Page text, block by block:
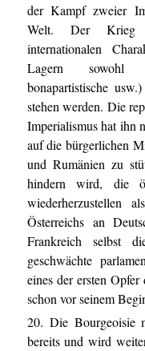
der Kampf zweier
Welt. Der Krieg
internationalen
Lagern sowohl
bonapartistische
stehen werden. Die
Imperialismus hat ihn
auf die bürgerlichen
und Rumänien zu
hindern wird, die
wiederherzustellen
Österreichs an
Frankreich selbst
geschwächte
eines der ersten
schon vor seinem
20. Die Bourgeoisie
bereits und wird